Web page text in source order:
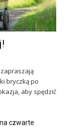
bryczką po
aby spędzić
czwarte